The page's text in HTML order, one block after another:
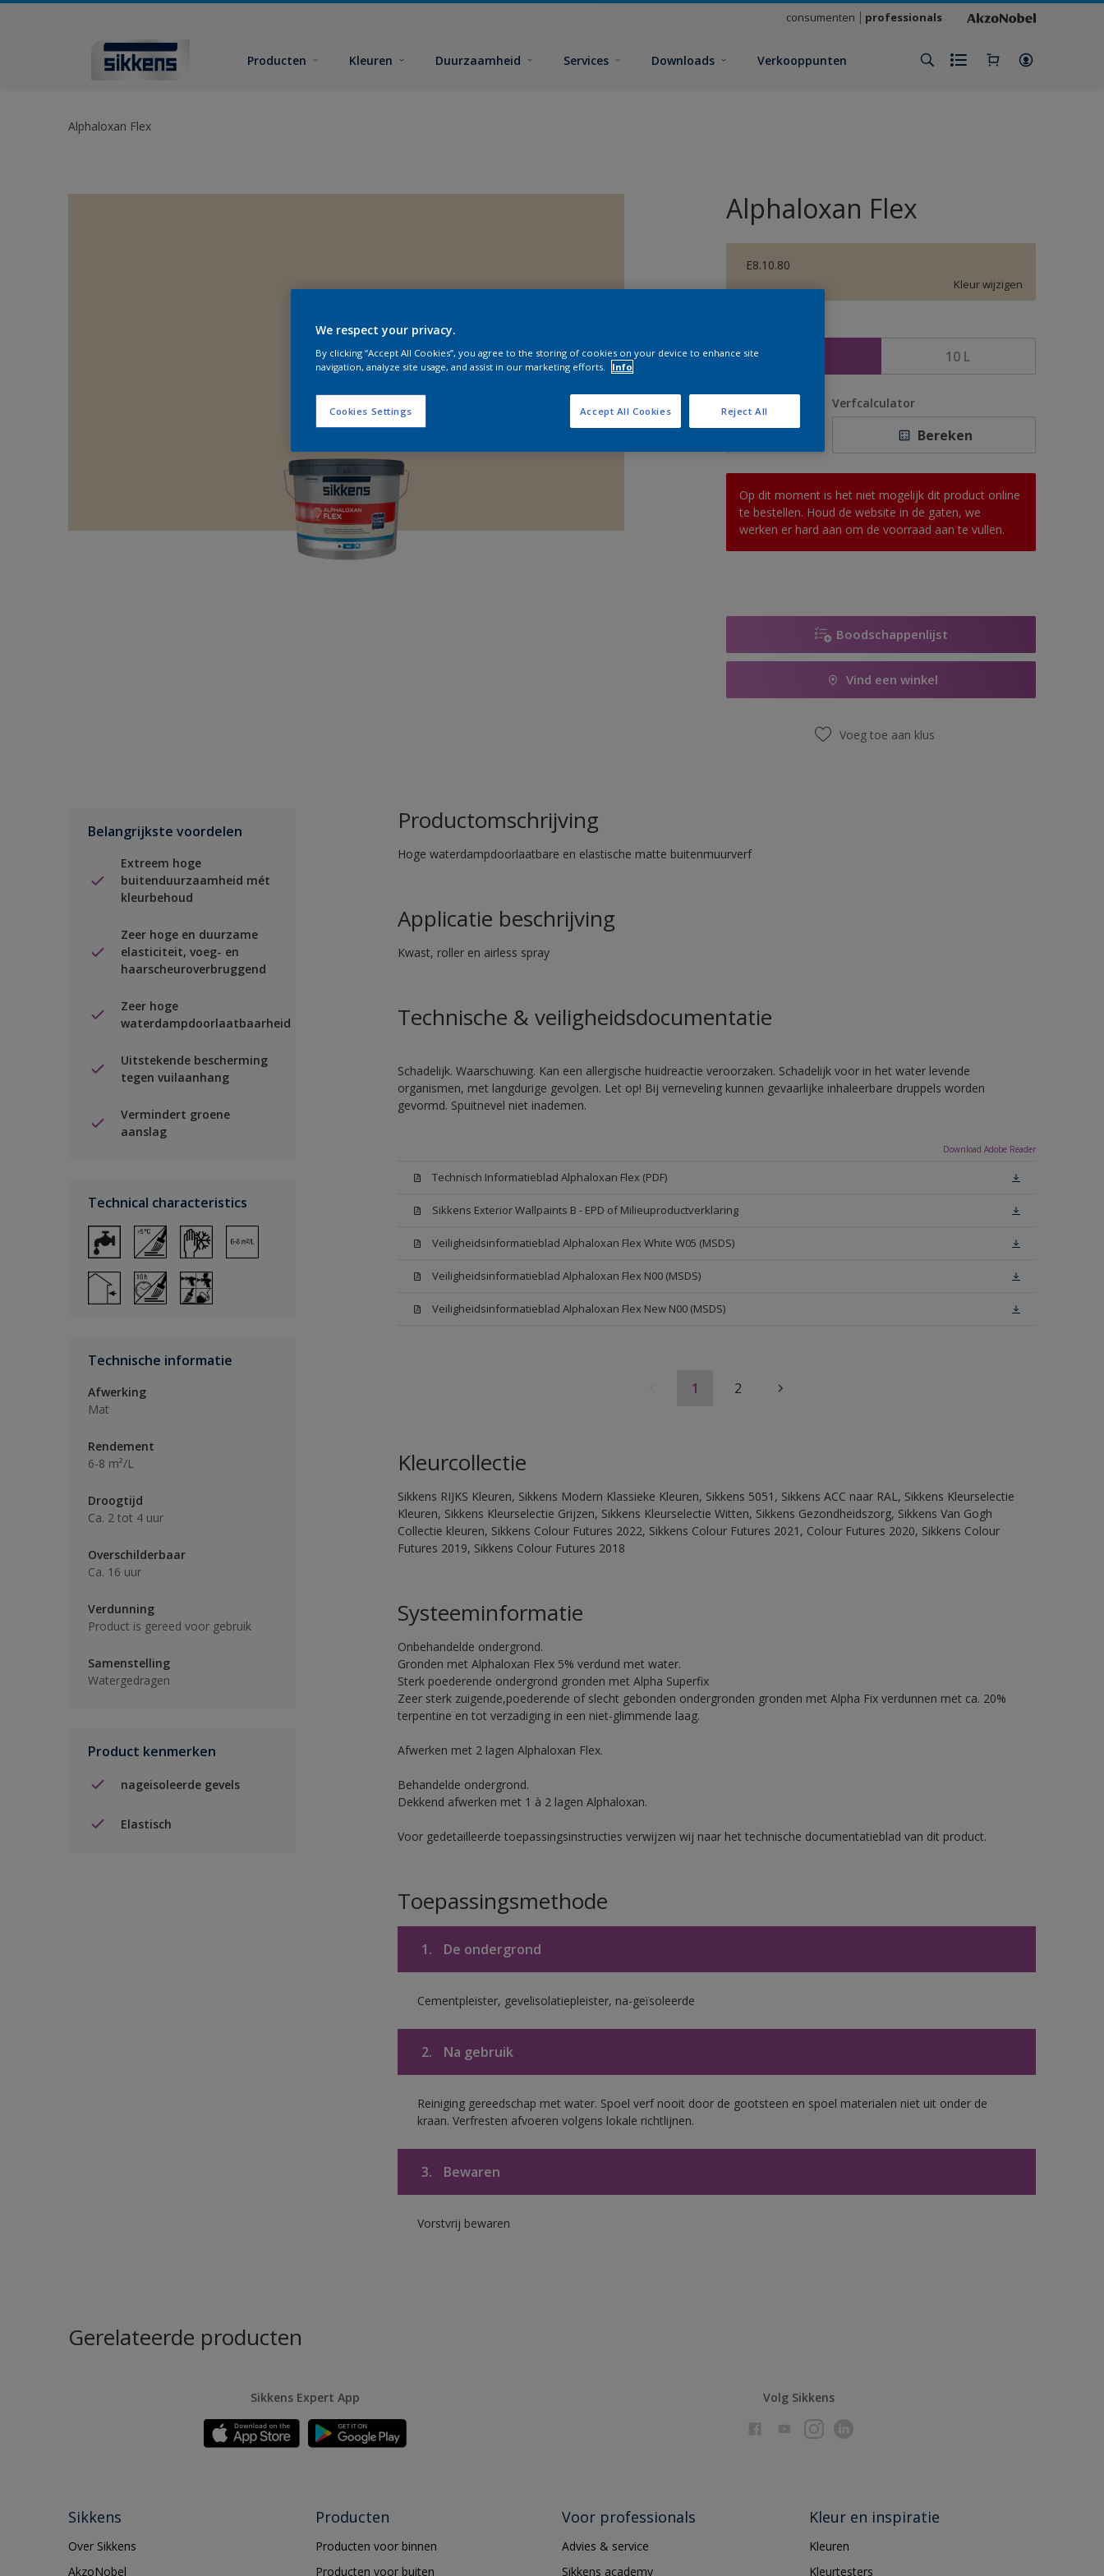
consumenten professionals
Producten Kleuren Duurzaamheid Services Downloads Verkooppunten
Alphaloxan Flex
Alphaloxan Flex
E8.10.80
Kleur wijzigen
10 L
Verfcalculator
Bereken
Op dit moment is het niet mogelijk dit product online
te bestellen. Houd de website in de gaten, we
werken er hard aan om de voorraad aan te vullen.
Boodschappenlijst
Vind een winkel
Voeg toe aan klus
Belangrijkste voordelen
Extreem hoge
buitenduurzaamheid mét
kleurbehoud
Zeer hoge en duurzame
elasticiteit, voeg- en
haarscheuroverbruggend
Zeer hoge
waterdampdoorlaatbaarheid
Uitstekende bescherming
tegen vuilaanhang
Vermindert groene
aanslag
Technical characteristics
Technische informatie
Afwerking
Mat
Rendement
6-8 m²/L
Droogtijd
Ca. 2 tot 4 uur
Overschilderbaar
Ca. 16 uur
Verdunning
Product is gereed voor gebruik
Samenstelling
Watergedragen
Product kenmerken
nageisoleerde gevels
Elastisch
Productomschrijving
Hoge waterdampdoorlaatbare en elastische matte buitenmuurverf
Applicatie beschrijving
Kwast, roller en airless spray
Technische & veiligheidsdocumentatie
Schadelijk. Waarschuwing. Kan een allergische huidreactie veroorzaken. Schadelijk voor in het water levende
organismen, met langdurige gevolgen. Let op! Bij verneveling kunnen gevaarlijke inhaleerbare druppels worden
gevormd. Spuitnevel niet inademen.
Download Adobe Reader
Technisch Informatieblad Alphaloxan Flex (PDF)
Sikkens Exterior Wallpaints B - EPD of Milieuproductverklaring
Veiligheidsinformatieblad Alphaloxan Flex White W05 (MSDS)
Veiligheidsinformatieblad Alphaloxan Flex N00 (MSDS)
Veiligheidsinformatieblad Alphaloxan Flex New N00 (MSDS)
1 2
Kleurcollectie
Sikkens RIJKS Kleuren, Sikkens Modern Klassieke Kleuren, Sikkens 5051, Sikkens ACC naar RAL, Sikkens Kleurselectie
Kleuren, Sikkens Kleurselectie Grijzen, Sikkens Kleurselectie Witten, Sikkens Gezondheidszorg, Sikkens Van Gogh
Collectie kleuren, Sikkens Colour Futures 2022, Sikkens Colour Futures 2021, Colour Futures 2020, Sikkens Colour
Futures 2019, Sikkens Colour Futures 2018
Systeeminformatie
Onbehandelde ondergrond.
Gronden met Alphaloxan Flex 5% verdund met water.
Sterk poederende ondergrond gronden met Alpha Superfix
Zeer sterk zuigende,poederende of slecht gebonden ondergronden gronden met Alpha Fix verdunnen met ca. 20%
terpentine en tot verzadiging in een niet-glimmende laag.
Afwerken met 2 lagen Alphaloxan Flex.
Behandelde ondergrond.
Dekkend afwerken met 1 à 2 lagen Alphaloxan.
Voor gedetailleerde toepassingsinstructies verwijzen wij naar het technische documentatieblad van dit product.
Toepassingsmethode
1. De ondergrond
Cementpleister, gevelisolatiepleister, na-geïsoleerde
2. Na gebruik
Reiniging gereedschap met water. Spoel verf nooit door de gootsteen en spoel materialen niet uit onder de
kraan. Verfresten afvoeren volgens lokale richtlijnen.
3. Bewaren
Vorstvrij bewaren
Gerelateerde producten
Sikkens Expert App Volg Sikkens
Sikkens
Over Sikkens
AkzoNobel
Producten
Producten voor binnen
Producten voor buiten
Voor professionals
Advies & service
Sikkens academy
Kleur en inspiratie
Kleuren
Kleurtesters
We respect your privacy.
By clicking “Accept All Cookies”, you agree to the storing of cookies on your device to enhance site
navigation, analyze site usage, and assist in our marketing efforts.
Info
Cookies Settings Reject All
Accept All Cookies